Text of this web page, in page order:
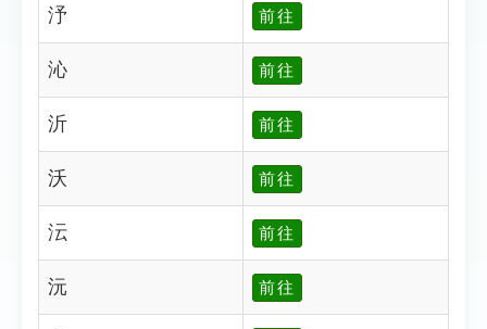
汿 前往
沁 前往
沂 前往
沃 前往
沄 前往
沅 前往